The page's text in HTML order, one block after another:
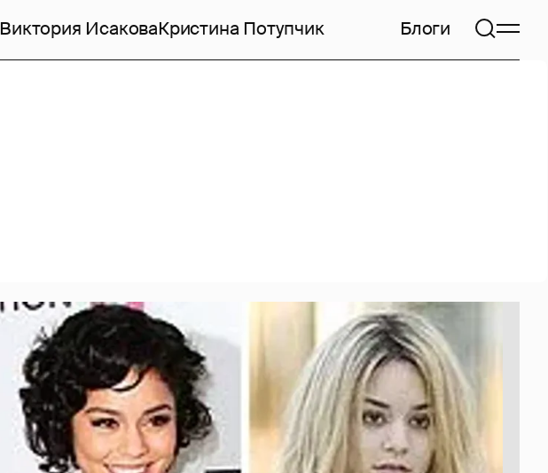
Виктория ИсаковаКристина Потупчик Блоги